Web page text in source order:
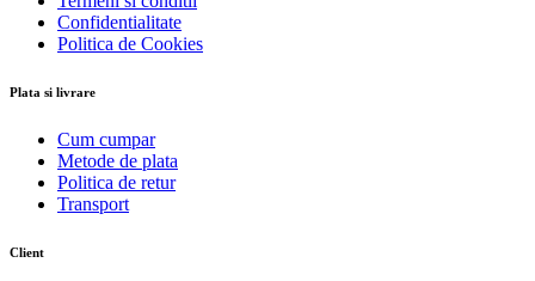
Confidentialitate
Politica de Cookies
Plata si livrare
Cum cumpar
Metode de plata
Politica de retur
Transport
Client